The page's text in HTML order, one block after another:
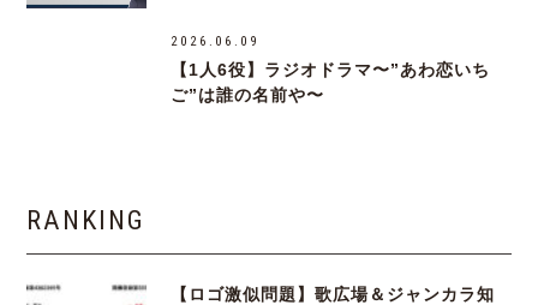
2026.06.09
【1人6役】ラジオドラマ〜”あわ恋いち
ご”は誰の名前や〜
RANKING
【ロゴ激似問題】歌広場＆ジャンカラ知